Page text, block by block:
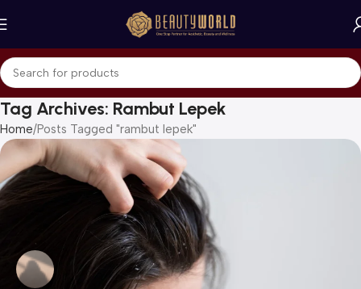
Tag Archives: Rambut Lepek
Home Posts Tagged "rambut lepek"